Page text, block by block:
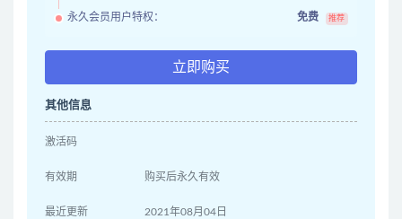
永久会员用户特权： 免费 推荐
立即购买
其他信息
激活码
有效期 购买后永久有效
最近更新 2021年08月04日